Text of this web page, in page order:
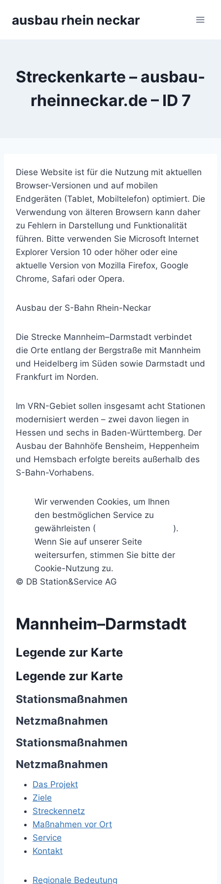
Inhaltausbau rhein neckar
Streckenkarte – ausbau-
rheinneckar.de – ID 7
Diese Website ist für die Nutzung mit aktuellen
Browser-Versionen und auf mobilen
Endgeräten (Tablet, Mobiltelefon) optimiert. Die
Verwendung von älteren Browsern kann daher
zu Fehlern in Darstellung und Funktionalität
führen. Bitte verwenden Sie Microsoft Internet
Explorer Version 10 oder höher oder eine
aktuelle Version von Mozilla Firefox, Google
Chrome, Safari oder Opera.
Ausbau der S-Bahn Rhein-Neckar
Die Strecke Mannheim–Darmstadt verbindet
die Orte entlang der Bergstraße mit Mannheim
und Heidelberg im Süden sowie Darmstadt und
Frankfurt im Norden.
Im VRN-Gebiet sollen insgesamt acht Stationen
modernisiert werden – zwei davon liegen in
Hessen und sechs in Baden-Württemberg. Der
Ausbau der Bahnhöfe Bensheim, Heppenheim
und Hemsbach erfolgte bereits außerhalb des
S-Bahn-Vorhabens.
Wir verwenden Cookies, um Ihnen
den bestmöglichen Service zu
gewährleisten (
).
Wenn Sie auf unserer Seite
weitersurfen, stimmen Sie bitte der
Cookie-Nutzung zu.
© DB Station&Service AG
Mannheim–Darmstadt
Legende zur Karte
Legende zur Karte
Stationsmaßnahmen
Netzmaßnahmen
Stationsmaßnahmen
Netzmaßnahmen
Das Projekt
Ziele
Streckennetz
Maßnahmen vor Ort
Service
Kontakt
Regionale Bedeutung